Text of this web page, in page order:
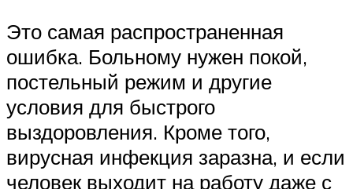
Это самая распространенная
ошибка. Больному нужен покой,
постельный режим и другие
условия для быстрого
выздоровления. Кроме того,
вирусная инфекция заразна, и если
человек выходит на работу даже с